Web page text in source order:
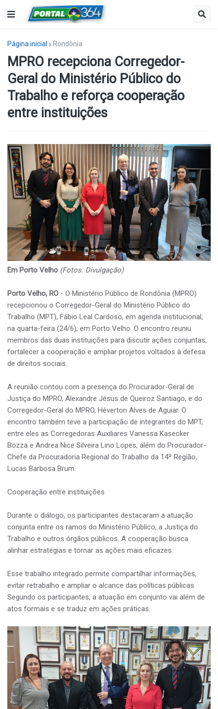
Página inicial Rondônia
MPRO recepciona Corregedor-
Geral do Ministério Público do
Trabalho e reforça cooperação
entre instituições
Em Porto Velho (Fotos: Divulgação)
Porto Velho, RO - O Ministério Público de Rondônia (MPRO)
recepcionou o Corregedor-Geral do Ministério Público do
Trabalho (MPT), Fábio Leal Cardoso, em agenda institucional,
na quarta-feira (24/6), em Porto Velho. O encontro reuniu
membros das duas instituições para discutir ações conjuntas,
fortalecer a cooperação e ampliar projetos voltados à defesa
de direitos sociais.
A reunião contou com a presença do Procurador-Geral de
Justiça do MPRO, Alexandre Jésus de Queiroz Santiago, e do
Corregedor-Geral do MPRO, Héverton Alves de Aguiar. O
encontro também teve a participação de integrantes do MPT,
entre eles as Corregedoras Auxiliares Vanessa Kasecker
Bozza e Andrea Nice Silveira Lino Lopes, além do Procurador-
Chefe da Procuradoria Regional do Trabalho da 14ª Região,
Lucas Barbosa Brum.
Cooperação entre instituições
Durante o diálogo, os participantes destacaram a atuação
conjunta entre os ramos do Ministério Público, a Justiça do
Trabalho e outros órgãos públicos. A cooperação busca
alinhar estratégias e tornar as ações mais eficazes.
Esse trabalho integrado permite compartilhar informações,
evitar retrabalho e ampliar o alcance das políticas públicas.
Segundo os participantes, a atuação em conjunto vai além de
atos formais e se traduz em ações práticas.